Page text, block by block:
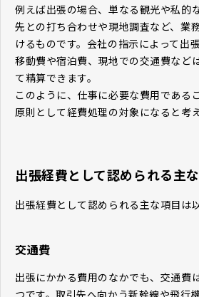
例えば出張の場合、単なる観光や私的
先との打ち合わせや現地調査など、業
けるものです。会社の指示によって出
移動費や宿泊費、現地での交通費など
て精算できます。
このように、仕事に必要な費用である
原則として経費処理の対象になると考
出張経費として認められる主
出張経費として認められる主な項目は
交通費
出張にかかる費用のなかでも、交通費